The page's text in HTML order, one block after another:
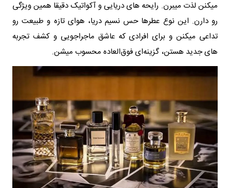
میکنن لذت میبرن. رایحه های دریایی و آکواتیک دقیقا همین ویژگی
رو دارن. این نوع عطرها حس نسیم دریا، هوای تازه و طبیعت رو
تداعی میکنن و برای افرادی که عاشق ماجراجویی و کشف تجربه
های جدید هستن، گزینه‌ای فوق‌العاده محسوب میشن.